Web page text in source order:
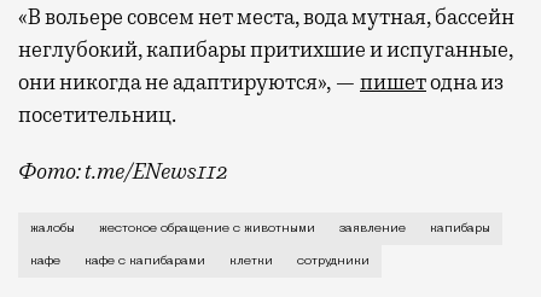
«В вольере совсем нет места, вода мутная, бассейн
неглубокий, капибары притихшие и испуганные,
они никогда не адаптируются», — пишетодна из
посетительниц.
Фото: t.me/ENews112
С момента открытия нового контактного кафе с
жалобы жестокое обращение с животными заявление капибары
кафе кафе с капибарами клетки сотрудники